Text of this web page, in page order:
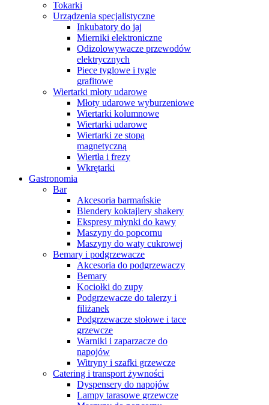
Tokarki
Urządzenia specjalistyczne
Inkubatory do jaj
Mierniki elektroniczne
Odizolowywacze przewodów
elektrycznych
Piece tyglowe i tygle
grafitowe
Wiertarki młoty udarowe
Młoty udarowe wyburzeniowe
Wiertarki kolumnowe
Wiertarki udarowe
Wiertarki ze stopą
magnetyczną
Wiertła i frezy
Wkrętarki
Gastronomia
Bar
Akcesoria barmańskie
Blendery koktajlery shakery
Ekspresy młynki do kawy
Maszyny do popcornu
Maszyny do waty cukrowej
Bemary i podgrzewacze
Akcesoria do podgrzewaczy
Bemary
Kociołki do zupy
Podgrzewacze do talerzy i
filiżanek
Podgrzewacze stołowe i tace
grzewcze
Warniki i zaparzacze do
napojów
Witryny i szafki grzewcze
Catering i transport żywności
Dyspensery do napojów
Lampy tarasowe grzewcze